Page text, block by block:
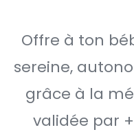
Offre à ton
sereine,
grâce à la
validée par